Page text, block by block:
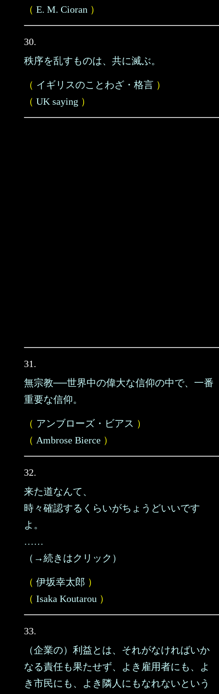
（ E. M. Cioran ）
30.
秩序を乱すものは、共に滅ぶ。
（ イギリスのことわざ・格言 ）
（ UK saying ）
31.
無宗教──世界中の偉大な信仰の中で、一番
重要な信仰。
（ アンブローズ・ビアス ）
（ Ambrose Bierce ）
32.
来た道なんて、
時々確認するくらいがちょうどいいです
よ。
……
（→続きはクリック）
（ 伊坂幸太郎 ）
（ Isaka Koutarou ）
33.
（企業の）利益とは、それがなければいか
なる責任も果たせず、よき雇用者にも、よ
き市民にも、よき隣人にもなれないという